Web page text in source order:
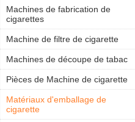
Machines de fabrication de
cigarettes
Machine de filtre de cigarette
Machines de découpe de tabac
Pièces de Machine de cigarette
Matériaux d'emballage de
cigarette